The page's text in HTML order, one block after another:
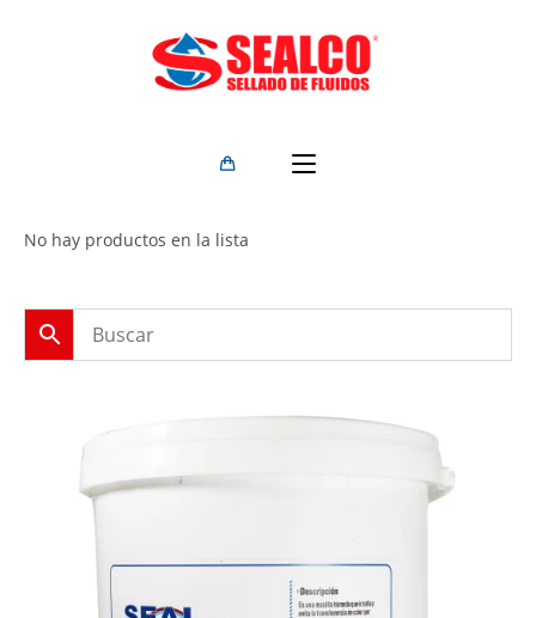
No hay productos en la lista